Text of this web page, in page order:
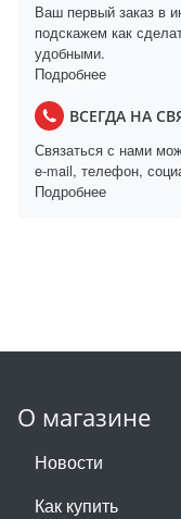
Ваш первый заказ в
подскажем как
удобными.
Подробнее
ВСЕГДА НА
Связаться с нами
e-mail, телефон,
Подробнее
О магазине
Новости
Как купить